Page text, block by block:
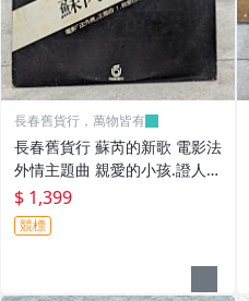
長春舊貨行，萬物皆有
長春舊貨行 蘇芮的新歌 電影法
外情主題曲 親愛的小孩.證人
試聽片 飛碟唱片 非復刻版 黑
膠唱片 (Z347)
$ 1,399
競標